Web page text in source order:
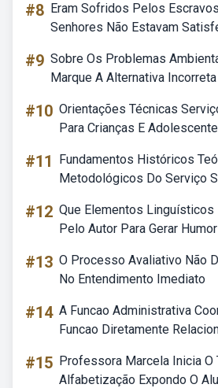
#8 Eram Sofridos Pelos
Senhores Não Estavam
#9 Sobre Os Problemas
Marque A Alternativa Incorreta
#10 Orientações Técnicas
Para Crianças E
#11
Fundamentos Históricos
Metodológicos Do Serviço
#12 Que Elementos Linguísticos
Pelo Autor Para Gerar Humor
#13 O Processo Avaliativo Não
No Entendimento Imediato
#14 A Funcao Administrativa
Funcao Diretamente
#15 Professora Marcela Inicia O
Alfabetização Expondo O